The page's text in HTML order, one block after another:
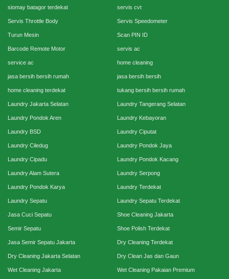
siomay batagor terdekat servis cvt
Servis Throttle Body Servis Speedometer
Turun Mesin Scan PIN ID
Barcode Remote Motor servis ac
service ac home cleaning
jasa bersih bersih rumah jasa bersih bersih
home cleaning terdekat tukang bersih bersih rumah
Laundry Jakarta Selatan Laundry Tangerang Selatan
Laundry Pondok Aren Laundry Kebayoran
Laundry BSD Laundry Ciputat
Laundry Ciledug Laundry Pondok Jaya
Laundry Cipadu Laundry Pondok Kacang
Laundry Alam Sutera Laundry Serpong
Laundry Pondok Karya Laundry Terdekat
Laundry Sepatu Laundry Sepatu Terdekat
Jasa Cuci Sepatu Shoe Cleaning Jakarta
Semir Sepatu Shoe Polish Terdekat
Jasa Semir Sepatu Jakarta Dry Cleaning Terdekat
Dry Cleaning Jakarta Selatan Dry Clean Jas dan Gaun
Wet Cleaning Jakarta Wet Cleaning Pakaian Premium